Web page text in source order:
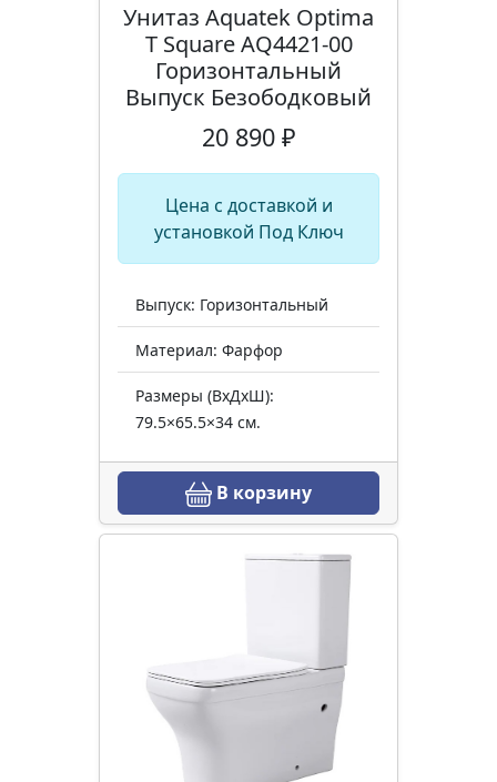
Унитаз Aquatek Optima
Т Square AQ4421-00
Горизонтальный
Выпуск Безободковый
20 890 ₽
Цена с доставкой и
установкой Под Ключ
Выпуск: Горизонтальный
Материал: Фарфор
Размеры (ВхДхШ):
79.5×65.5×34 см.
В корзину